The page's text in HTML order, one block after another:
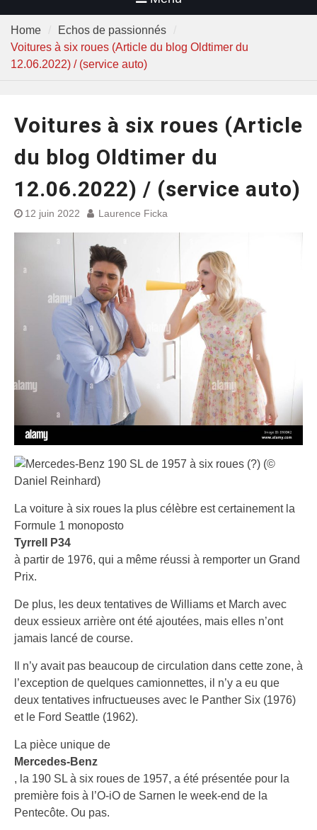
Home
Echos de passionnés
Voitures à six roues (Article du blog Oldtimer du
12.06.2022) / (service auto)
Voitures à six roues (Article
du blog Oldtimer du
12.06.2022) / (service auto)
12 juin 2022 Laurence Ficka
La voiture à six roues la plus célèbre est certainement la
Formule 1 monoposto
Tyrrell P34
à partir de 1976, qui a même réussi à remporter un Grand
Prix.
De plus, les deux tentatives de Williams et March avec
deux essieux arrière ont été ajoutées, mais elles n’ont
jamais lancé de course.
Il n’y avait pas beaucoup de circulation dans cette zone, à
l’exception de quelques camionnettes, il n’y a eu que
deux tentatives infructueuses avec le Panther Six (1976)
et le Ford Seattle (1962).
La pièce unique de
Mercedes-Benz
, la 190 SL à six roues de 1957, a été présentée pour la
première fois à l’O-iO de Sarnen le week-end de la
Pentecôte. Ou pas.